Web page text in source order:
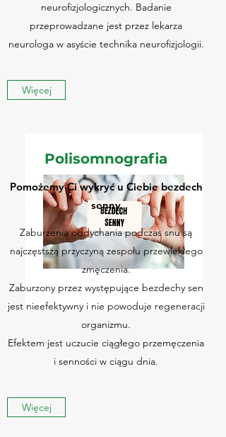
neurofizjologicznych. Badanie
przeprowadzane jest przez lekarza
neurologa w asyście technika neurofizjologii.
Więcej
Polisomnografia
Pomożemy Ci wykryć u Ciebie bezdech
senny
Zaburzenia oddychania podczas snu są
najczęstszą przyczyną zespołu przewlekłego
zmęczenia.
Zaburzony przez występujące bezdechy sen
jest nieefektywny i nie powoduje regeneracji
organizmu.
Efektem jest uczucie ciągłego przemęczenia
i senności w ciągu dnia.
Więcej